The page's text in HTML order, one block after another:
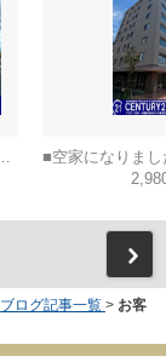
ブログ記事一覧 > お客